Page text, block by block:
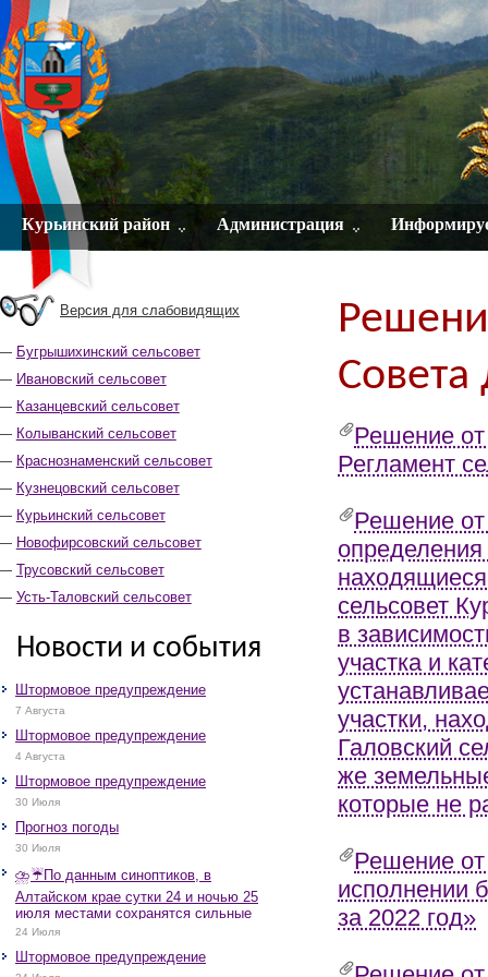
Курьинский район Администрация
Версия для слабовидящих
Бугрышихинский сельсовет
Ивановский сельсовет
Казанцевский сельсовет
Колыванский сельсовет
Краснознаменский сельсовет
Кузнецовский сельсовет
Курьинский сельсовет
Новофирсовский сельсовет
Трусовский сельсовет
Усть-Таловский сельсовет
Новости и события
Штормовое предупреждение
7 Августа
Штормовое предупреждение
4 Августа
Штормовое предупреждение
30 Июля
Прогноз погоды
30 Июля
⛈️☔️По данным синоптиков, в
Алтайском крае сутки 24 и ночью 25
июля местами сохранятся сильные
дожди, грозы, при грозах очень
крупный град, шквалистое усиление
24 Июля
Штормовое предупреждение
Совета
Решение
Регламент
Решение
сельсовет
в
участка и
участки,
Галовский
же
которые не
Решение
исполнении
за 2022 год»